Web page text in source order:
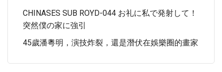
CHINASES SUB ROYD-044 お礼に私で発射して！
突然僕の家に強引
45歲潘粵明，演技炸裂，還是潛伏在娛樂圈的畫家